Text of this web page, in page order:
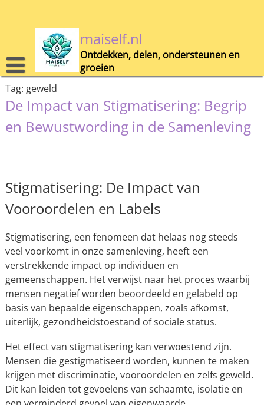
maiself.nl
Ontdekken, delen, ondersteunen en
groeien
Tag: geweld
De Impact van Stigmatisering: Begrip
en Bewustwording in de Samenleving
Stigmatisering: De Impact van
Vooroordelen en Labels
Stigmatisering, een fenomeen dat helaas nog steeds
veel voorkomt in onze samenleving, heeft een
verstrekkende impact op individuen en
gemeenschappen. Het verwijst naar het proces waarbij
mensen negatief worden beoordeeld en gelabeld op
basis van bepaalde eigenschappen, zoals afkomst,
uiterlijk, gezondheidstoestand of sociale status.
Het effect van stigmatisering kan verwoestend zijn.
Mensen die gestigmatiseerd worden, kunnen te maken
krijgen met discriminatie, vooroordelen en zelfs geweld.
Dit kan leiden tot gevoelens van schaamte, isolatie en